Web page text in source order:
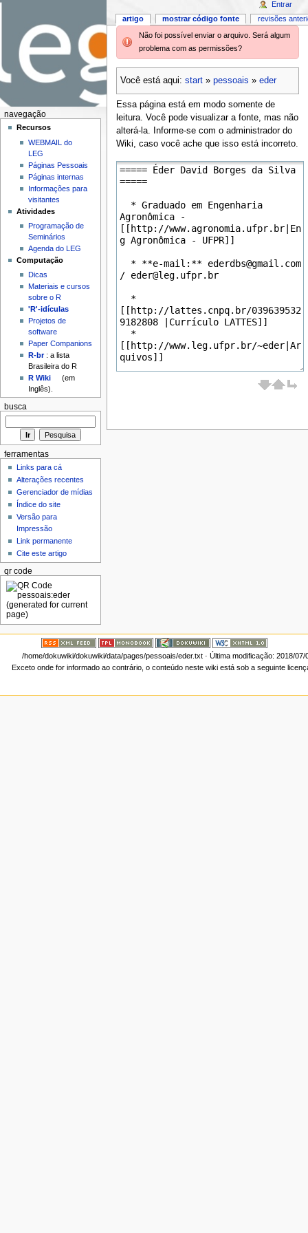
Não foi possível enviar o arquivo. Será algum
problema com as permissões?
Você está aqui: start» pessoais » eder
Essa página está em modo somente de
leitura. Você pode visualizar a fonte, mas não
alterá-la. Informe-se com o administrador do
Wiki, caso você ache que isso está incorreto.
artigo mostrar código fonte revisões
Entrar
navegação
Recursos
WEBMAIL do
LEG
Páginas Pessoais
Páginas internas
Informações para
visitantes
Atividades
Programação de
Seminários
Agenda do LEG
Computação
Dicas
Materiais e cursos
sobre o R
'R'-idículas
Projetos de
software
Paper Companions
R-br: a lista
Brasileira do R
R Wiki
(em
Inglês).
busca
ferramentas
Links para cá
Alterações recentes
Gerenciador de mídias
Índice do site
Versão para
Impressão
Link permanente
Cite este artigo
qr code
/home/dokuwiki/dokuwiki/data/pages/pessoais/eder.txt· Última modificação: 2018/
Exceto onde for informado ao contrário, o conteúdo neste wiki está sob a seguinte